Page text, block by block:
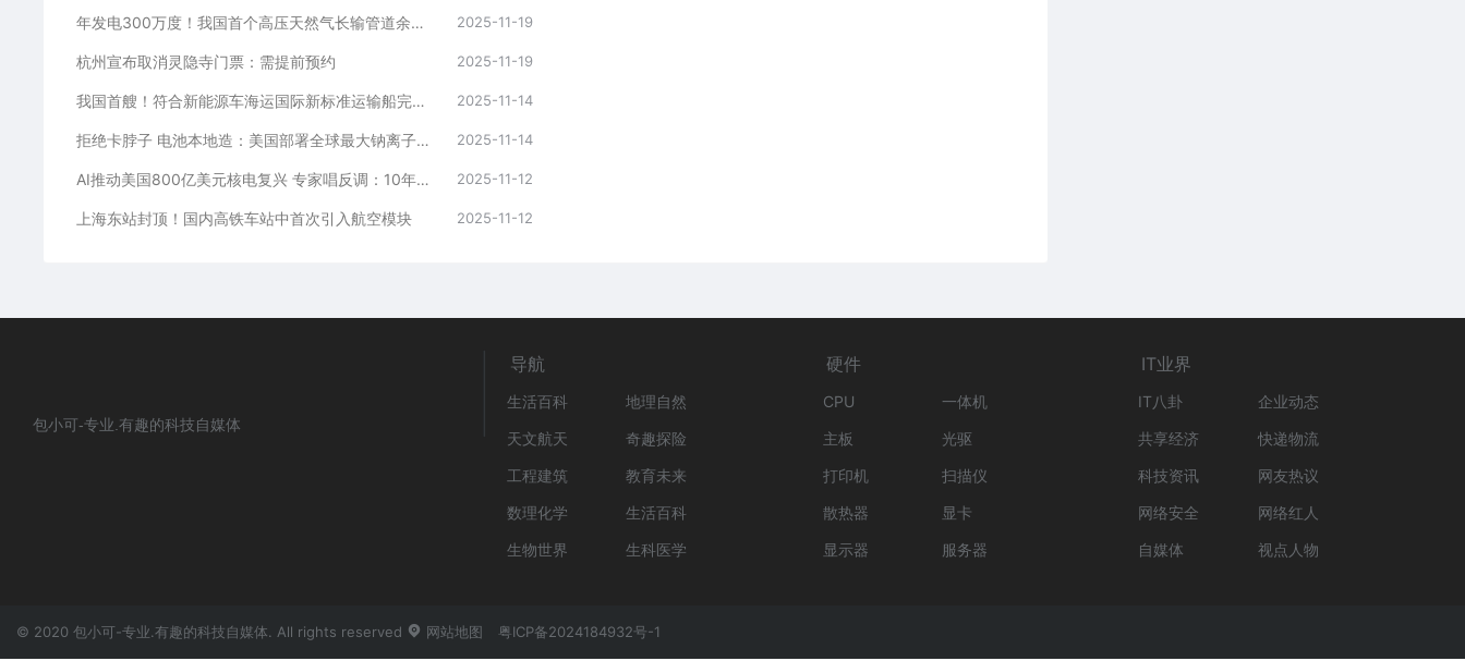
年发电300万度！我国首个高压天然气长输管道余压发电项目投运 2025-11-19
杭州宣布取消灵隐寺门票：需提前预约 2025-11-19
我国首艘！符合新能源车海运国际新标准运输船完工 7000个车位 2025-11-14
拒绝卡脖子 电池本地造：美国部署全球最大钠离子电池储能系统 2025-11-14
AI推动美国800亿美元核电复兴 专家唱反调：10年都搞不定 2025-11-12
上海东站封顶！国内高铁车站中首次引入航空模块 2025-11-12
包小可-专业.有趣的科技自媒体
导航
生活百科
地理自然
天文航天
奇趣探险
工程建筑
教育未来
数理化学
生活百科
生物世界
生科医学
硬件
CPU
一体机
主板
光驱
打印机
扫描仪
散热器
显卡
显示器
服务器
IT业界
IT八卦
企业动态
共享经济
快递物流
科技资讯
网友热议
网络安全
网络红人
自媒体
视点人物
© 2020 包小可-专业.有趣的科技自媒体. All rights reserved 网站地图 粤ICP备2024184932号-1